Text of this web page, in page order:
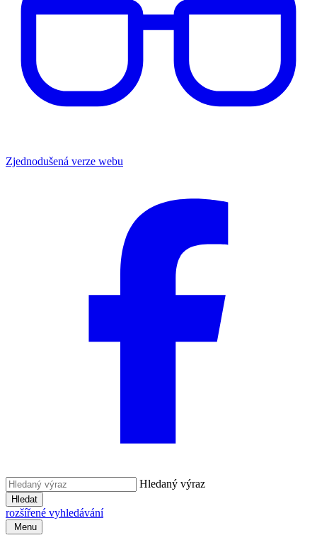
Zjednodušená verze webu
Hledaný výraz
Hledat
rozšířené vyhledávání
Menu